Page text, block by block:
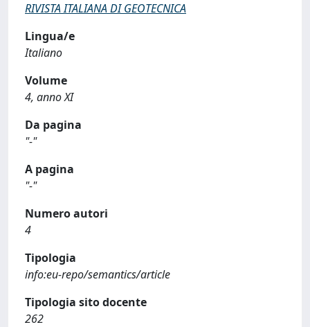
RIVISTA ITALIANA DI GEOTECNICA
Lingua/e
Italiano
Volume
4, anno XI
Da pagina
"-"
A pagina
"-"
Numero autori
4
Tipologia
info:eu-repo/semantics/article
Tipologia sito docente
262